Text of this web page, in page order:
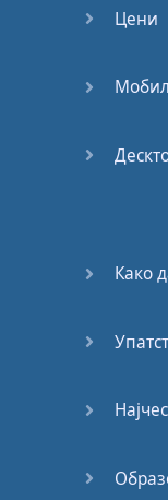
Цени
Како